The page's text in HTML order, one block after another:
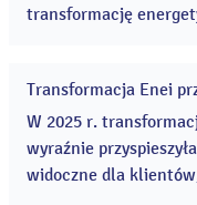
transformację
inwestycję
Transformacja Enei
W 2025 r.
wyraźnie
widoczne dla